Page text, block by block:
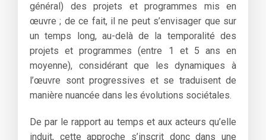
général) des projets et programmes mis en
œuvre ; de ce fait, il ne peut s’envisager que sur
un temps long, au-delà de la temporalité des
projets et programmes (entre 1 et 5 ans en
moyenne), considérant que les dynamiques à
l’œuvre sont progressives et se traduisent de
manière nuancée dans les évolutions sociétales.
De par le rapport au temps et aux acteurs qu’elle
induit, cette approche s’inscrit donc dans une